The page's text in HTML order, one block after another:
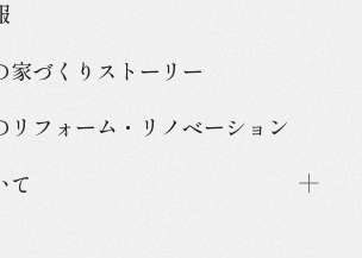
家づくり ストーリー
リフォーム・ リノベーション
て